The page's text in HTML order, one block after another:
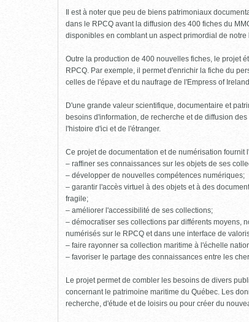
Il est à noter que peu de biens patrimoniaux
dans le RPCQ avant la diffusion des 400 fiches du
disponibles en comblant un aspect primordial de notre
Outre la production de 400 nouvelles fiches, le projet
RPCQ. Par exemple, il permet d'enrichir la fiche du
celles de l'épave et du naufrage de l'Empress of
D'une grande valeur scientifique, documentaire et
besoins d'information, de recherche et de diffusion
l'histoire d'ici et de l'étranger.
Ce projet de documentation et de numérisation fournit
– raffiner ses connaissances sur les objets de ses
– développer de nouvelles compétences numériques;
– garantir l'accès virtuel à des objets et à des
fragile;
– améliorer l'accessibilité de ses collections;
– démocratiser ses collections par différents moyens,
numérisés sur le RPCQ et dans une interface de
– faire rayonner sa collection maritime à l'échelle
– favoriser le partage des connaissances entre les
Le projet permet de combler les besoins de divers
concernant le patrimoine maritime du Québec. Les
recherche, d'étude et de loisirs ou pour créer du